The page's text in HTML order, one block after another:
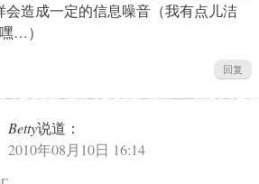
会造成一定的信息噪音（我有点儿洁
…）
回复
Betty说道：
2010年08月10日 16:14